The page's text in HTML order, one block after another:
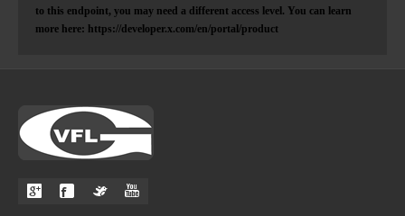
to this endpoint, you may need a different access level. You can learn
more here: https://developer.x.com/en/portal/product